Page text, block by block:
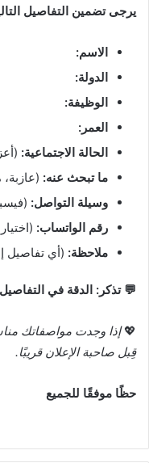
يرجى تضمين التفاصيل
الاسم:
الدولة:
الوظيفة:
العمر:
الحالة الاجتماعية:
ما تبحث عنه:
وسيلة التواصل:
رقم الواتساب:
ملاحظة: (أي تفاصيل
💬 تذكر: الدقة في
💖إذا وجدت مواصفاتك
قِبل صاحبة الإعلان قريبًا.
حظًا موفقًا للجميع